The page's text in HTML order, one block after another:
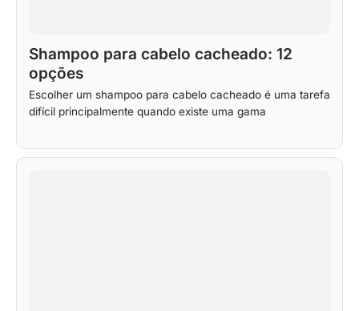
Shampoo para cabelo cacheado: 12
opções
Escolher um shampoo para cabelo cacheado é uma tarefa
difícil principalmente quando existe uma gama